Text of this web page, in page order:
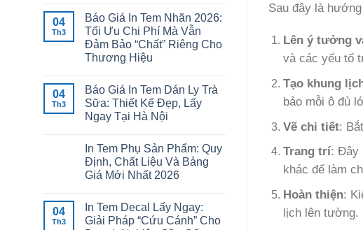
04
Th3
Báo Giá In Tem Nhãn 2026:
Tối Ưu Chi Phí Mà Vẫn
Đảm Bảo “Chất” Riêng Cho
Thương Hiệu
04
Th3
Báo Giá In Tem Dán Ly Trà
Sữa: Thiết Kế Đẹp, Lấy
Ngay Tại Hà Nội
In Tem Phụ Sản Phẩm: Quy
Định, Chất Liệu Và Bảng
Giá Mới Nhất 2026
04
Th3
In Tem Decal Lấy Ngay:
Giải Pháp “Cứu Cánh” Cho
Sau đây là
Lên ý tưởng
và các yếu tố
Tạo khung
bảo mỗi ô đủ
Vẽ chi tiết:
Trang trí: Đây
khác để làm
Hoàn thiện:
lịch lên tường.